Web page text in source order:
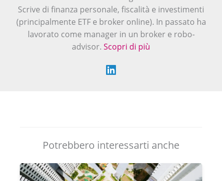
Scrive di finanza personale, fiscalità e investimenti
(principalmente ETF e broker online). In passato ha
lavorato come manager in un broker e robo-
advisor. Scopri di più
Potrebbero interessarti anche